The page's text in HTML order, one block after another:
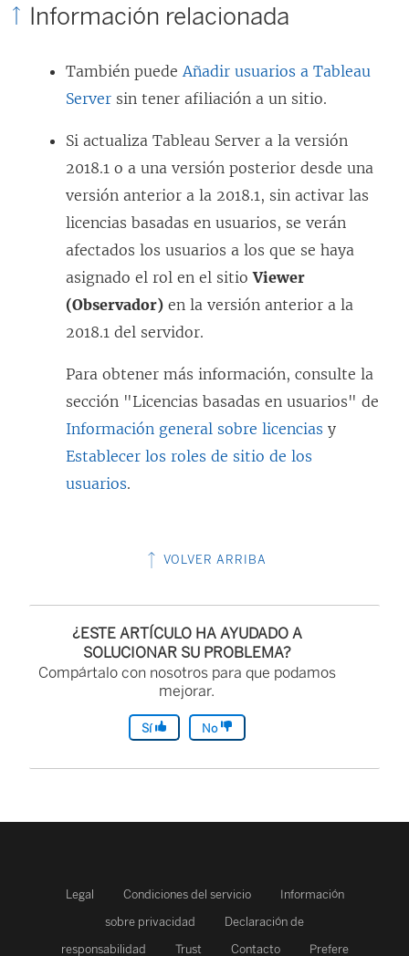
Información relacionada
También puede Añadir usuarios a Tableau
Server sin tener afiliación a un sitio.
Si actualiza Tableau Server a la versión
2018.1 o a una versión posterior desde una
versión anterior a la 2018.1, sin activar las
licencias basadas en usuarios, se verán
afectados los usuarios a los que se haya
asignado el rol en el sitioViewer
(Observador) en la versión anterior a la
2018.1 del servidor.
Para obtener más información, consulte la
sección "Licencias basadas en usuarios" de
Información general sobre licencias y
Establecer los roles de sitio de los
usuarios.
VOLVER ARRIBA
¿ESTE ARTÍCULO HA AYUDADO A
SOLUCIONAR SU PROBLEMA?
Compártalo con nosotros para que podamos
mejorar.
Sí No
Legal Condiciones del servicio
Información
sobre privacidad
Declaración de
responsabilidad
Trust Contacto Prefere